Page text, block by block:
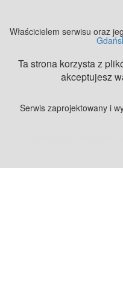
Właścicielem serwisu oraz
Ta strona korzysta z
akceptujesz
Serwis zaprojektowany i